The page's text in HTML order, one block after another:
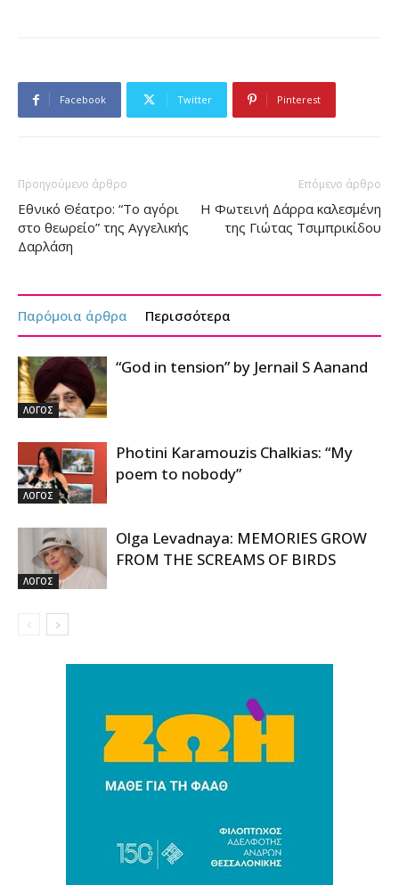
Facebook Twitter Pinterest
Προηγούμενο άρθρο
Εθνικό Θέατρο: “Το αγόρι
στο θεωρείο” της Αγγελικής
Δαρλάση
Επόμενο άρθρο
Η Φωτεινή Δάρρα καλεσμένη
της Γιώτας Τσιμπρικίδου
Παρόμοια άρθρα Περισσότερα
ΛΟΓΟΣ
“God in tension” by Jernail S Aanand
ΛΟΓΟΣ
Photini Karamouzis Chalkias: “My
poem to nobody”
ΛΟΓΟΣ
Olga Levadnaya: MEMORIES GROW
FROM THE SCREAMS OF BIRDS